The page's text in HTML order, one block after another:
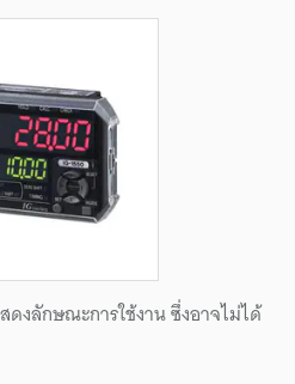
งลักษณะการใช้งาน ซึ่งอาจไม่ได้